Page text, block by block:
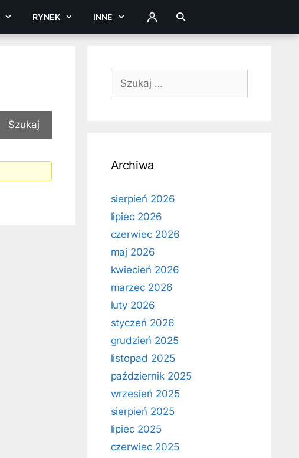
RYNEK INNE ZALOGUJ
Szukaj:
Archiwa
sierpień 2026
lipiec 2026
czerwiec 2026
maj 2026
kwiecień 2026
marzec 2026
luty 2026
styczeń 2026
grudzień 2025
listopad 2025
październik 2025
wrzesień 2025
sierpień 2025
lipiec 2025
czerwiec 2025